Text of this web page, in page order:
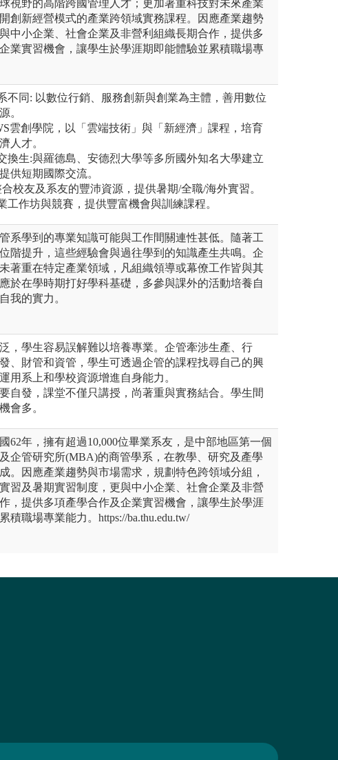
視野的高階跨國管理人才；更加著重科技對未來產業
創新經營模式的產業跨領域實務課程。因應產業趨勢
中小企業、社會企業及非營利組織長期合作，提供多
業實習機會，讓學生於學涯期即能體驗並累積職場專
不同: 以數位行銷、服務創新與創業為主體，善用數位
。
雲創學院，以「雲端技術」與「新經濟」課程，培育
人才。
換生:與羅德島、安德烈大學等多所國外知名大學建立
供短期國際交流。
校友及系友的豐沛資源，提供暑期/全職/海外實習。
工作坊與競賽，提供豐富機會與訓練課程。
系學到的專業知識可能與工作間關連性甚低。隨著工
階提升，這些經驗會與過往學到的知識產生共鳴。企
著重在特定產業領域，凡組織領導或幕僚工作皆與其
於在學時期打好學科基礎，多參與課外的活動培養自
我的實力。
，學生容易誤解難以培養專業。企管牽涉生產、行
、財管和資管，學生可透過企管的課程找尋自己的興
用系上和學校資源增進自身能力。
自發，課堂不僅只講授，尚著重與實務結合。學生間
會多。
62年，擁有超過10,000位畢業系友，是中部地區第一個
企管研究所(MBA)的商管學系，在教學、研究及產學
。因應產業趨勢與市場需求，規劃特色跨領域分組，
習及暑期實習制度，更與中小企業、社會企業及非營
，提供多項產學合作及企業實習機會，讓學生於學涯
積職場專業能力。https://ba.thu.edu.tw/